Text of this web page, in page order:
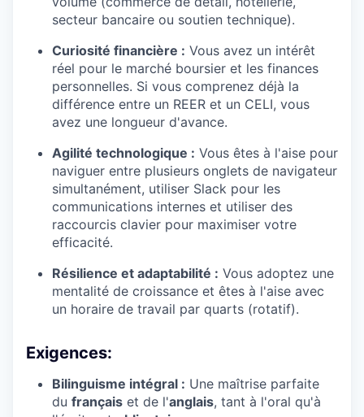
secteur bancaire ou soutien technique).
Curiosité financière : Vous avez un intérêt
réel pour le marché boursier et les finances
personnelles. Si vous comprenez déjà la
différence entre un REER et un CELI, vous
avez une longueur d'avance.
Agilité technologique : Vous êtes à l'aise pour
naviguer entre plusieurs onglets de navigateur
simultanément, utiliser Slack pour les
communications internes et utiliser des
raccourcis clavier pour maximiser votre
efficacité.
Résilience et adaptabilité : Vous adoptez une
mentalité de croissance et êtes à l'aise avec
un horaire de travail par quarts (rotatif).
Exigences:
Bilinguisme intégral : Une maîtrise parfaite
du français et de l'anglais, tant à l'oral qu'à